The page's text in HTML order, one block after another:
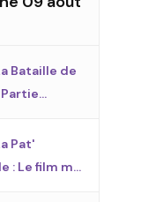
Bataille de
Pat'
: Le film m...